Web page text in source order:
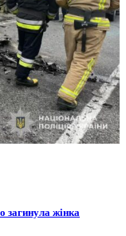
загинула жінка